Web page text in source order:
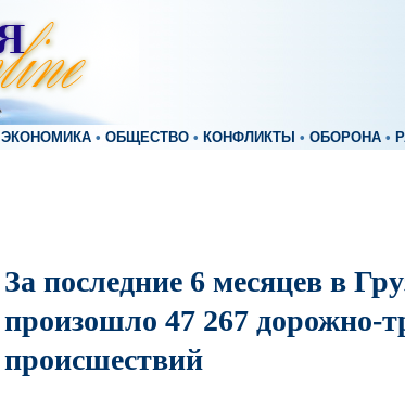
ЭКОНОМИКА • ОБЩЕСТВО • КОНФЛИКТЫ • ОБОРОНА •
За последние 6 месяцев в
произошло 47 267 дорожно-
происшествий